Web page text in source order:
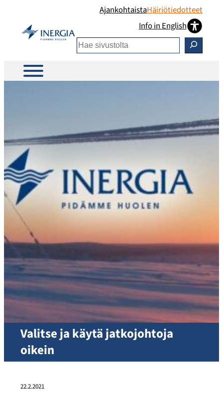
AjankohtaistaHäiriötiedotteet
Info in English
Etsi
Valitse ja käytä jatkojohtoja
oikein
22.2.2021